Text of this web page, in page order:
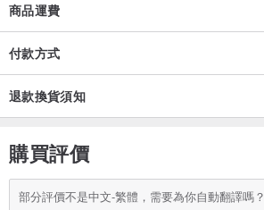
商品運費
付款方式
退款換貨須知
購買評價
部分評價不是中文-繁體，需要為你自動翻譯嗎？